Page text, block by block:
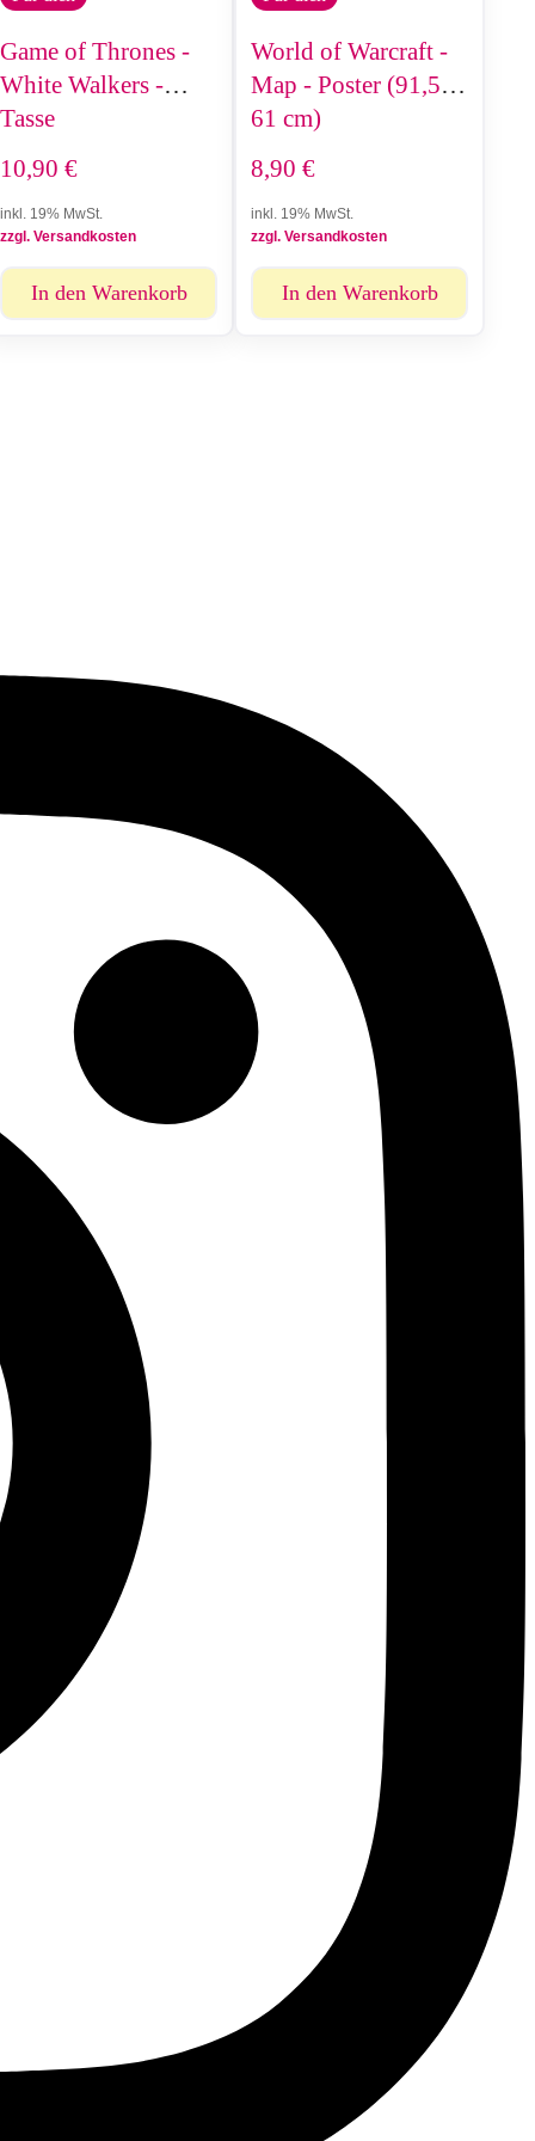
Game of Thrones -
White Walkers -
Tasse
10,90 €
inkl. 19% MwSt.
zzgl. Versandkosten
In den Warenkorb
World of Warcraft -
Map - Poster (91,5 ×
61 cm)
8,90 €
inkl. 19% MwSt.
zzgl. Versandkosten
In den Warenkorb